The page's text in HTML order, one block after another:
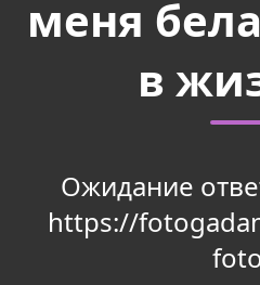
меня
в
Ожидание
https://